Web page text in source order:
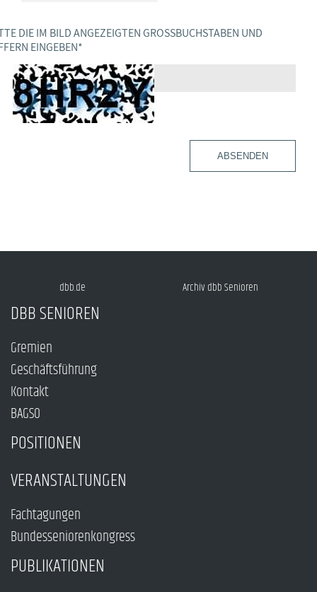
DIE IM BILD ANGEZEIGTEN GROSSBUCHSTABEN UND Z
EINGEBEN *
ABSENDEN
dbb.de Archiv dbb Senioren
DBB SENIOREN
Gremien
Geschäftsführung
Kontakt
BAGSO
POSITIONEN
VERANSTALTUNGEN
Fachtagungen
Bundesseniorenkongress
PUBLIKATIONEN